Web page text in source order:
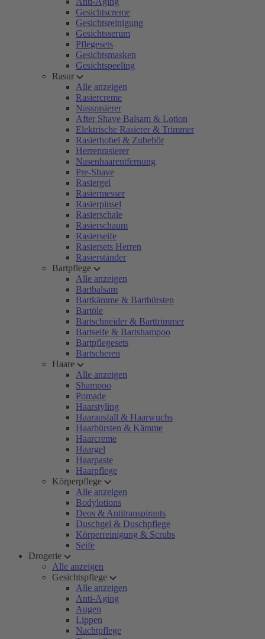
Gesichtscreme
Gesichtsreinigung
Gesichtsserum
Pflegesets
Gesichtsmasken
Gesichtspeeling
Rasur
Alle anzeigen
Rasiercreme
Nassrasierer
After Shave Balsam & Lotion
Elektrische Rasierer & Trimmer
Rasierhobel & Zubehör
Herrenrasierer
Nasenhaarentfernung
Pre-Shave
Rasiergel
Rasiermesser
Rasierpinsel
Rasierschale
Rasierschaum
Rasierseife
Rasiersets Herren
Rasierständer
Bartpflege
Alle anzeigen
Bartbalsam
Bartkämme & Bartbürsten
Bartöle
Bartschneider & Barttrimmer
Bartseife & Bartshampoo
Bartpflegesets
Bartscheren
Haare
Alle anzeigen
Shampoo
Pomade
Haarstyling
Haarausfall & Haarwuchs
Haarbürsten & Kämme
Haarcreme
Haargel
Haarpaste
Haarpflege
Körperpflege
Alle anzeigen
Bodylotions
Deos & Antitranspirants
Duschgel & Duschpflege
Körperreinigung & Scrubs
Seife
Drogerie
Alle anzeigen
Gesichtspflege
Alle anzeigen
Anti-Aging
Augen
Lippen
Nachtpflege